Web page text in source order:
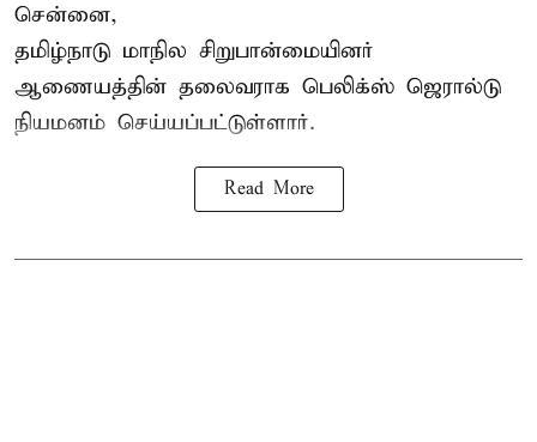
சென்னை,
தமிழ்நாடு மாநில சிறுபான்மையினர்
ஆணையத்தின் தலைவராக பெலிக்ஸ் ஜெரால்டு
நியமனம் செய்யப்பட்டுள்ளார்.
Read More